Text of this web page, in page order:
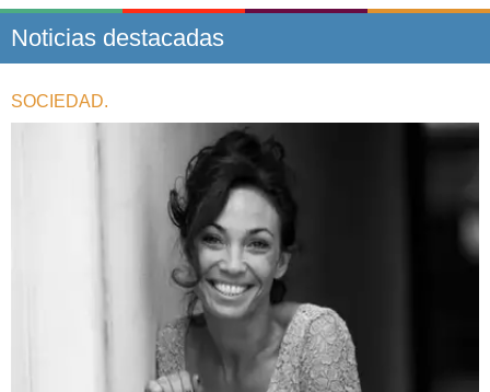
Noticias destacadas
SOCIEDAD.